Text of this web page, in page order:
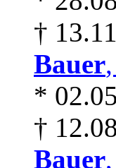
†
Bauer
*
†
Bauer